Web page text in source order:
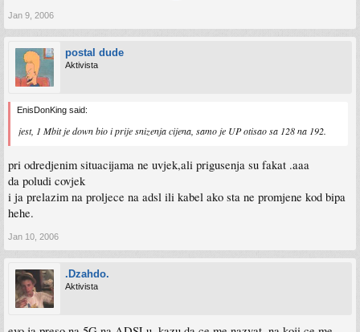
Jan 9, 2006
postal dude
Aktivista
EnisDonKing said:
jest, 1 Mbit je down bio i prije snizenja cijena, samo je UP otisao sa 128 na 192.
pri odredjenim situacijama ne uvjek,ali prigusenja su fakat .aaa
da poludi covjek
i ja prelazim na proljece na adsl ili kabel ako sta ne promjene kod bipa
hehe.
Jan 10, 2006
.Dzahdo.
Aktivista